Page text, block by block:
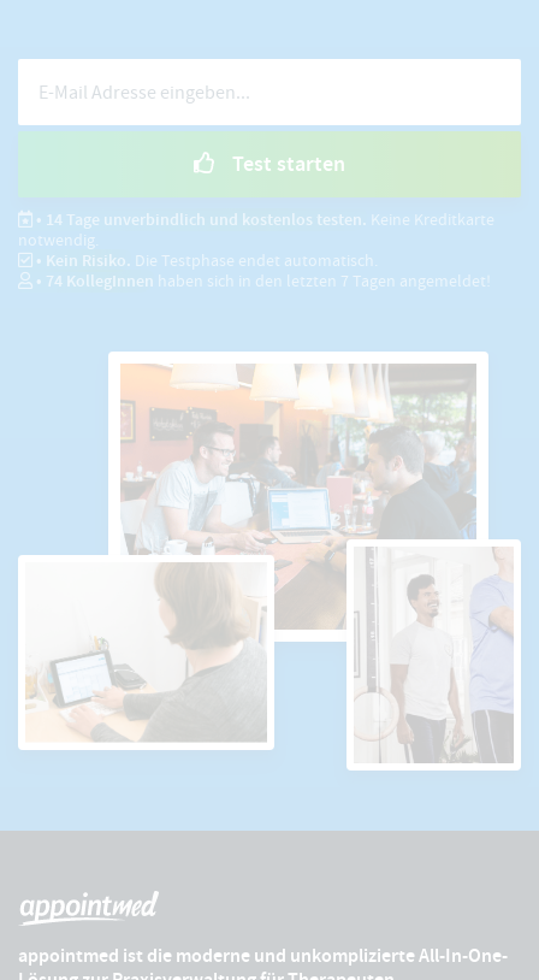
Test starten
• 14 Tage unverbindlich und kostenlos testen. Keine Kreditkarte
notwendig.
• Kein Risiko. Die Testphase endet automatisch.
• 74 KollegInnen haben sich in den letzten 7 Tagen angemeldet!
appointmed ist die moderne und unkomplizierte All-In-One-